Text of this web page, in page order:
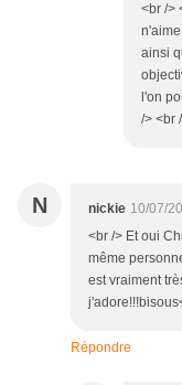
<br />
ainsi
l'on
/> <br
N nickie 10/07/
<br /> Et oui
même
est vraiment
Répondre